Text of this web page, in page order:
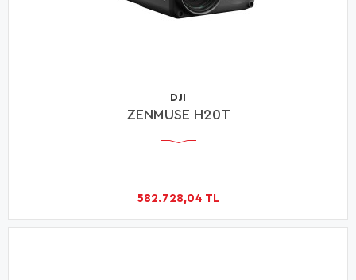
DJI
ZENMUSE H20T
582.728,04 TL